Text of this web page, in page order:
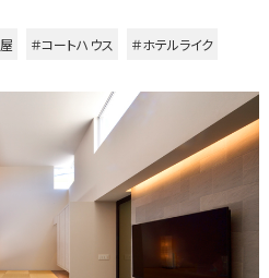
＃コートハウス ＃ホテルライク